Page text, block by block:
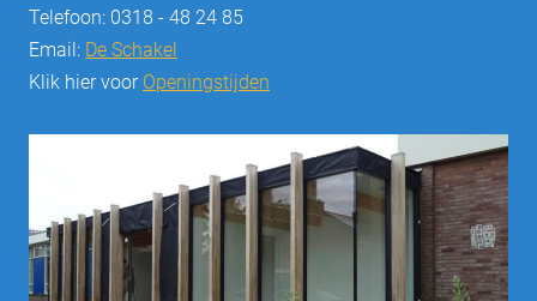
Telefoon: 0318 - 48 24 85
Email: De Schakel
Klik hier voor Openingstijden